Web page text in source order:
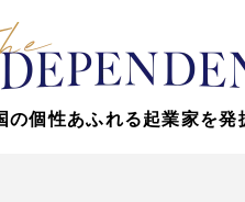
の個性あふれる起業家を発